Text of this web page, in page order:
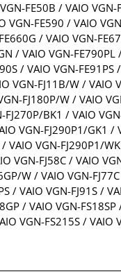
FE50B / VAIO
FE590 / VAIO
/ VAIO VGN-
/ VAIO VGN-
/ VAIO VGN-FE91PS
VGN-FJ11B/W / VAIO
FJ180P/W / VAIO
BK1 / VAIO
VGN-FJ290P1/GK1 /
VGN-FJ290P1/
VGN-FJ58C / VAIO
W / VAIO VGN-
/ VAIO VGN-FJ91S /
/ VAIO VGN-
VGN-FS215S / VAIO